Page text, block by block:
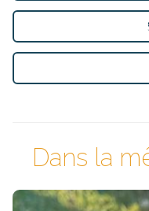
Dans la